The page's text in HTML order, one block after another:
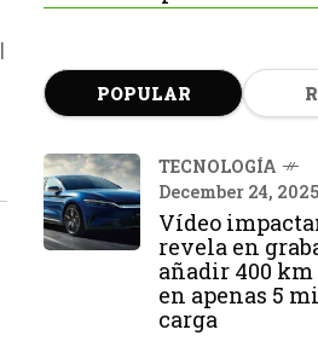
POPULAR
TECNOLOGÍA
December 24, 2025
Vídeo
revela en
añadir 400 km
en apenas 5
carga